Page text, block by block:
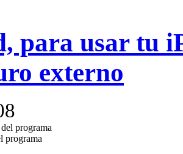
para usar tu
externo
programa